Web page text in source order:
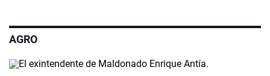
AGRO